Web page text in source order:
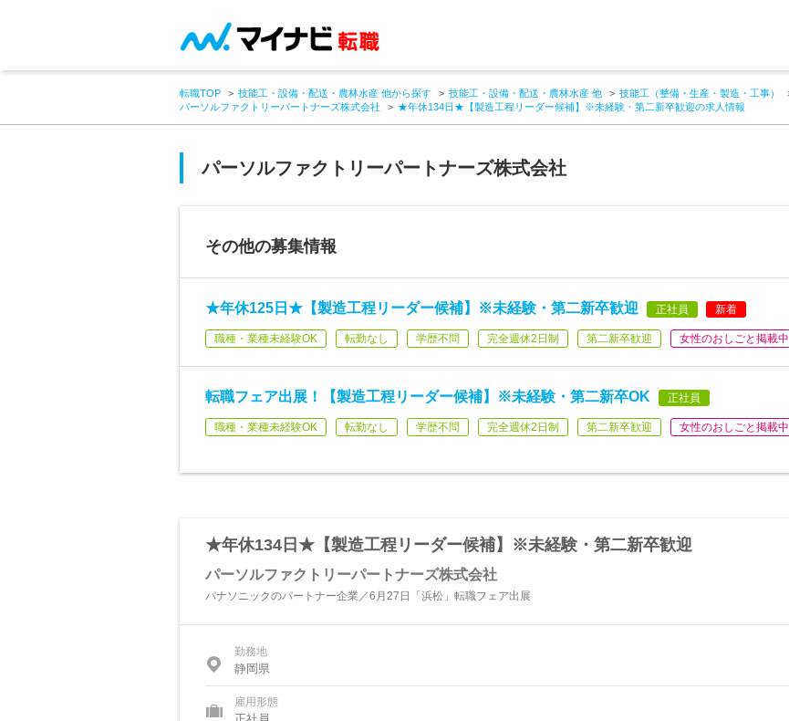
転職TOP 技能工・設備・配送・農林水産 他から探す 技能工・設備・配送・農林水産 他 技能工（整備・生産・製造・工事）
パーソルファクトリーパートナーズ株式会社
★年休134日★【製造工程リーダー候補】※未経験・第二新卒歓迎の求人情報
パーソルファクトリーパートナーズ株式会社
その他の募集情報
★年休125日★【製造工程リーダー候補】※未経験・第二新卒歓迎 正社員 新着
職種・業種未経験OK 転勤なし 学歴不問 完全週休2日制 第二新卒歓迎 女性のおしごと掲載中
転職フェア出展！【製造工程リーダー候補】※未経験・第二新卒OK 正社員
職種・業種未経験OK 転勤なし 学歴不問 完全週休2日制 第二新卒歓迎 女性のおしごと掲載中
★年休134日★【製造工程リーダー候補】※未経験・第二新卒歓迎
パーソルファクトリーパートナーズ株式会社
パナソニックのパートナー企業／6月27日「浜松」転職フェア出展
勤務地
静岡県
雇用形態